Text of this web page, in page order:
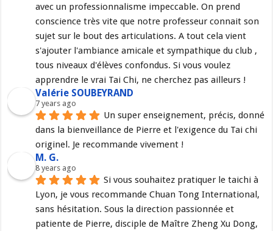
avec un professionnalisme impeccable. On prend
conscience très vite que notre professeur connait son
sujet sur le bout des articulations. A tout cela vient
s'ajouter l'ambiance amicale et sympathique du club ,
tous niveaux d'élèves confondus. Si vous voulez
apprendre le vrai Tai Chi, ne cherchez pas ailleurs !
Valérie SOUBEYRAND
7 years ago
Un super enseignement, précis, donné
dans la bienveillance de Pierre et l'exigence du Tai chi
originel. Je recommande vivement !
M. G.
8 years ago
Si vous souhaitez pratiquer le taichi à
Lyon, je vous recommande Chuan Tong International,
sans hésitation. Sous la direction passionnée et
patiente de Pierre, disciple de Maître Zheng Xu Dong,